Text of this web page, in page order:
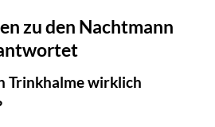
zu den Nachtmann
Trinkhalme wirklich